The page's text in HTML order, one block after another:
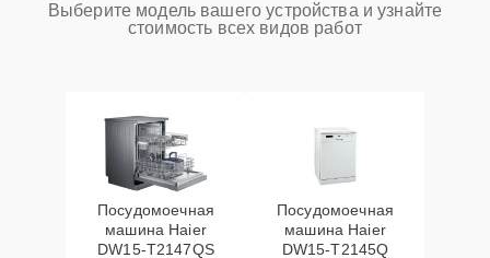
Выберите модель вашего устройства и узнайте
стоимость всех видов работ
Посудомоечная
машина Haier
DW15-T2147QS
Посудомоечная
машина Haier
DW15-T2145Q